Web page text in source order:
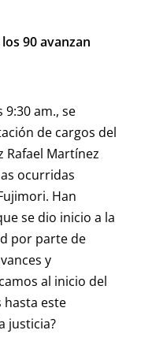
90 avanzan
9:30 am., se
de cargos del
Rafael Martínez
ocurridas
Han
se dio inicio a la
por parte de
y
al inicio del
hasta este
justicia?